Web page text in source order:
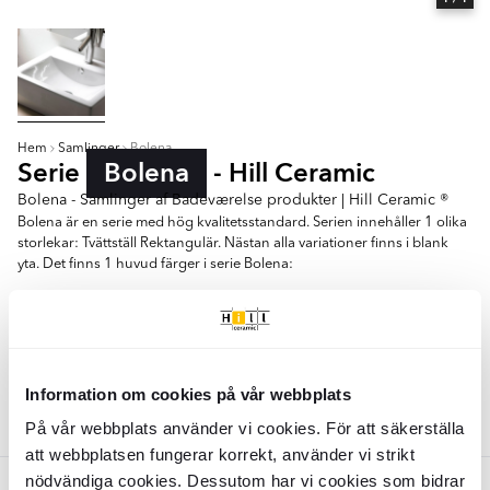
Information om cookies på vår webbplats
På vår webbplats använder vi cookies. För att säkerställa
att webbplatsen fungerar korrekt, använder vi strikt
nödvändiga cookies. Dessutom har vi cookies som bidrar
Hem Samlinger Bolena
Serie Bolena - Hill Ceramic
Bolena - Samlinger af Badeværelse produkter | Hill Ceramic ®
Bolena är en serie med hög kvalitetsstandard. Serien innehåller 1 olika
storlekar: Tvättställ Rektangulär. Nästan alla variationer finns i blank
yta. Det finns 1 huvud färger i serie Bolena:
Farver:
Hvid